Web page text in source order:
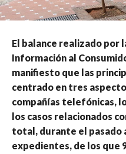
El balance realizado por
Información al
manifiesto que las
centrado en tres
compañías telefónicas,
los casos relacionados
total, durante el pasado
expedientes, de los que